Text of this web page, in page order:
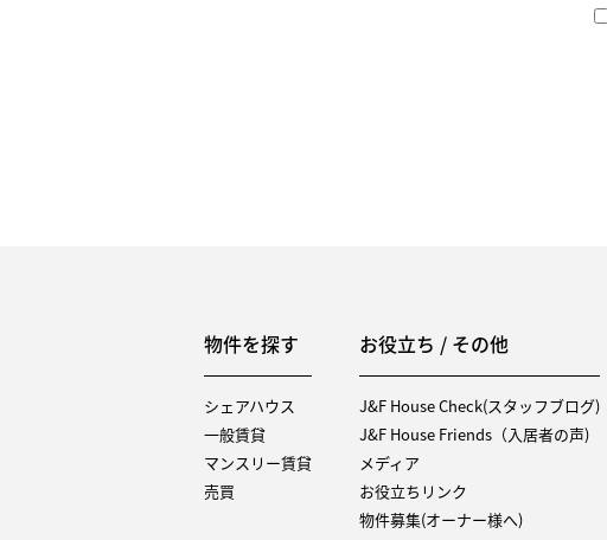
物件を探す
シェアハウス
一般賃貸
マンスリー賃貸
売買
お役立ち / その他
J&F House Check(スタッフブログ)
J&F House Friends（入居者の声)
メディア
お役立ちリンク
物件募集(オーナー様へ)